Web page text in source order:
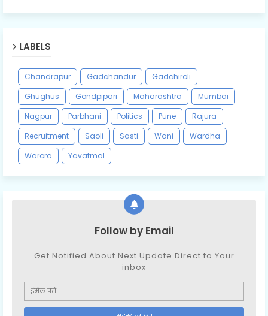
LABELS
Chandrapur Gadchandur
Gadchiroli
Ghughus
Gondpipari Maharashtra
Mumbai
Nagpur
Parbhani Politics Pune
Rajura
Recruitment
Saoli Sasti Wani
Wardha
Warora
Yavatmal
Follow by Email
Get Notified About Next Update Direct to Your
inbox